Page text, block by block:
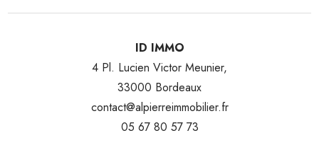
ID IMMO
4 Pl. Lucien Victor Meunier,
33000 Bordeaux
contact@alpierreimmobilier.fr
05 67 80 57 73